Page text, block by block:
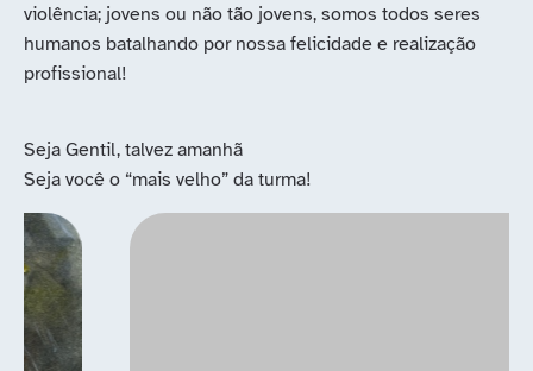
violência; jovens ou não tão jovens, somos todos seres
humanos batalhando por nossa felicidade e realização
profissional!
Seja Gentil, talvez amanhã
Seja você o “mais velho” da turma!